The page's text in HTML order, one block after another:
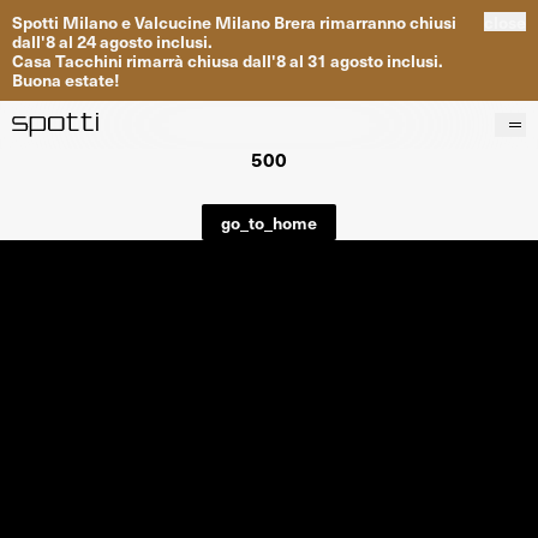
Spotti MilanoeValcucine Milano Brera rimarrannochiusi
dall'8al 24agosto inclusi.
Casa Tacchini rimarrà chiusa dall'8al 31 agosto inclusi.
Buona estate!
Progetti
500
go_to_home